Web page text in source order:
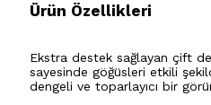
Ürün Özellikleri
Ekstra destek sağlayan çift
sayesinde göğüsleri etkili
dengeli ve toparlayıcı bir